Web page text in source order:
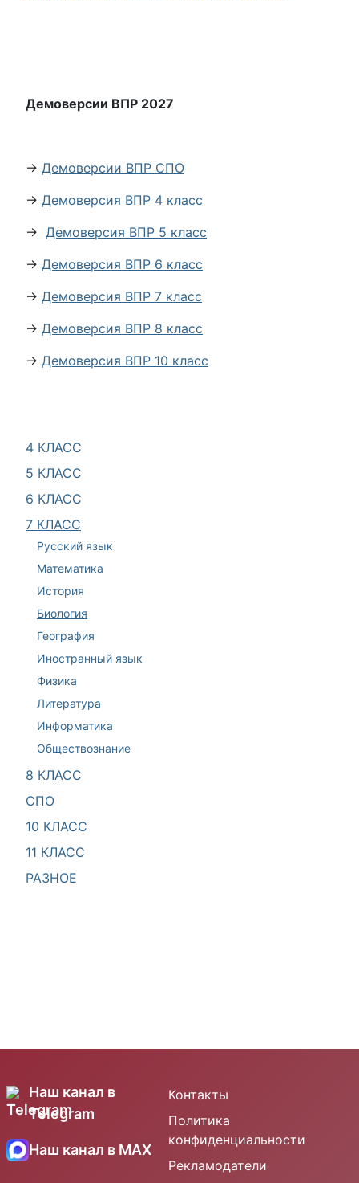
4 КЛАСС
5 КЛАСС
6 КЛАСС
7 КЛАСС
Русский язык
Математика
История
Биология
География
Иностранный язык
Физика
Литература
Информатика
Обществознание
8 КЛАСС
СПО
10 КЛАСС
11 КЛАСС
РАЗНОЕ
Демоверсии ВПР 2027
→ Демоверсии ВПР СПО
→ Демоверсия ВПР 4 класс
→ Демоверсия ВПР 5 класс
→ Демоверсия ВПР 6 класс
→ Демоверсия ВПР 7 класс
→ Демоверсия ВПР 8 класс
→ Демоверсия ВПР 10 класс
Наш канал в
Telegram
Наш канал в MAX
Контакты
Политика
конфиденциальности
Рекламодатели